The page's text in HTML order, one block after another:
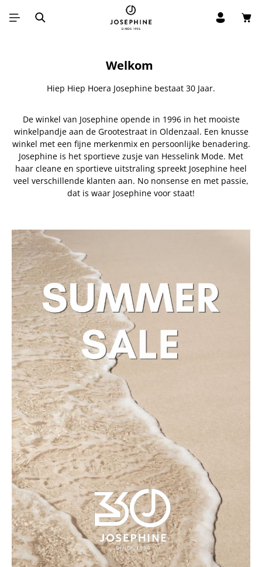
Ga naar de hoofdinhoud
Welkom
Hiep Hiep Hoera Josephine bestaat 30 Jaar.
De winkel van Josephine opende in 1996 in het mooiste
winkelpandje aan de Grootestraat in Oldenzaal. Een knusse
winkel met een fijne merkenmix en persoonlijke benadering.
Josephine is het sportieve zusje van Hesselink Mode. Met
haar cleane en sportieve uitstraling spreekt Josephine heel
veel verschillende klanten aan. No nonsense en met passie,
dat is waar Josephine voor staat!